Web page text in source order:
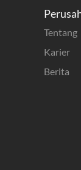
Tentang
Karier
Berita